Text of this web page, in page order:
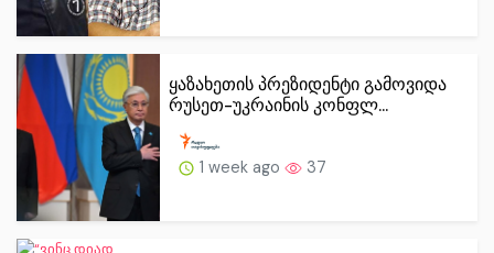
ყაზახეთის პრეზიდენტი გამოვიდა
რუსეთ-უკრაინის კონფლ...
1 week ago 37